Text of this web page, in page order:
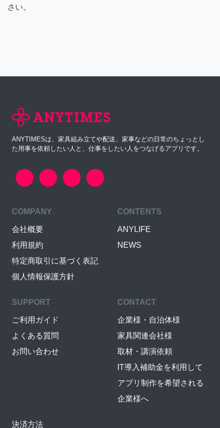
さい。
ANYTIMESは、家具組み立てや配送、家事などの日常のちょっとし
た用事を依頼したい人と、仕事をしたい人をつなげるアプリです。
COMPANY
会社概要
利用規約
特定商取引に基づく表記
個人情報保護方針
CONTENTS
ANYLIFE
NEWS
SUPPORT
ご利用ガイド
よくある質問
お問い合わせ
CONTACT
企業様・自治体様
家具関連会社様
取材・講演依頼
IT導入補助金を利用して
アプリ制作を希望される
企業様へ
決済方法